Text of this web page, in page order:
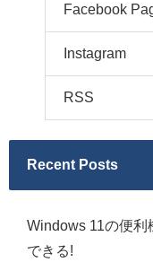
Facebook
Instagram
RSS
Recent Posts
Windows 11の便利
できる!